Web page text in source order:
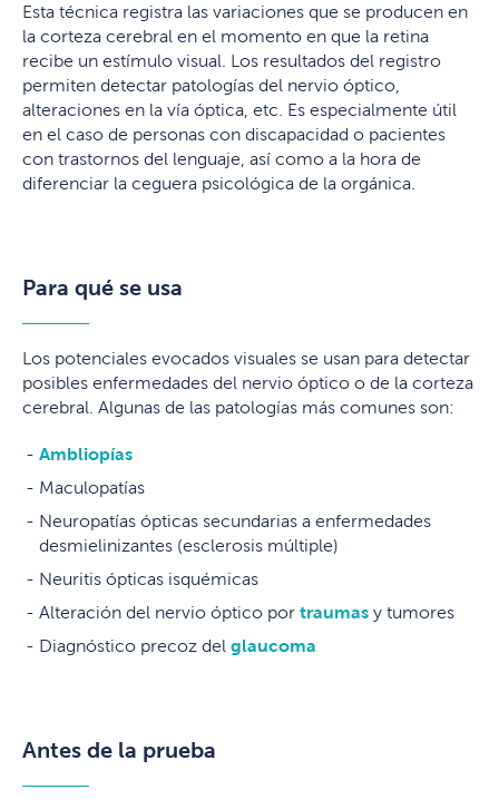
Esta técnica registra las variaciones que se producen en
la corteza cerebral en el momento en que la retina
recibe un estímulo visual. Los resultados del registro
permiten detectar patologías del nervio óptico,
alteraciones en la vía óptica, etc. Es especialmente útil
en el caso de personas con discapacidad o pacientes
con trastornos del lenguaje, así como a la hora de
diferenciar la ceguera psicológica de la orgánica.
Para qué se usa
Los potenciales evocados visuales se usan para detectar
posibles enfermedades del nervio óptico o de la corteza
cerebral. Algunas de las patologías más comunes son:
Ambliopías
Maculopatías
Neuropatías ópticas secundarias a enfermedades
desmielinizantes (esclerosis múltiple)
Neuritis ópticas isquémicas
Alteración del nervio óptico por traumas y tumores
Diagnóstico precoz del glaucoma
Antes de la prueba